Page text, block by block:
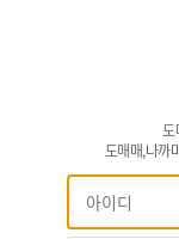
도
도매매,나까